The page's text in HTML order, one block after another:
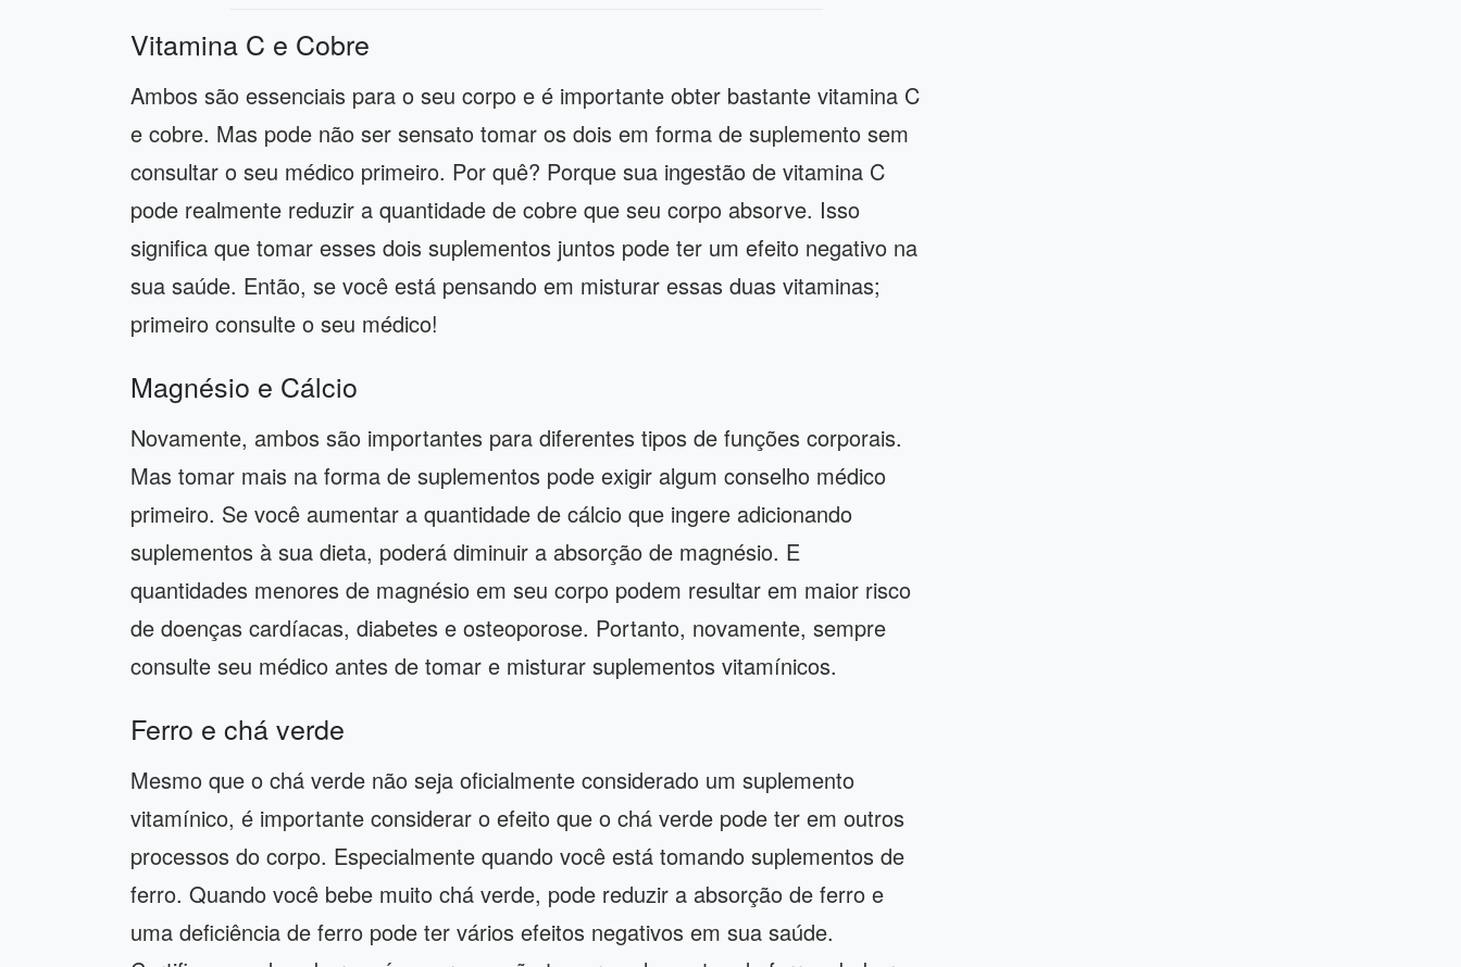
Vitamina C e Cobre
Ambos são essenciais para o seu corpo e é importante obter bastante vitamina C
e cobre. Mas pode não ser sensato tomar os dois em forma de suplemento sem
consultar o seu médico primeiro. Por quê? Porque sua ingestão de vitamina C
pode realmente reduzir a quantidade de cobre que seu corpo absorve. Isso
significa que tomar esses dois suplementos juntos pode ter um efeito negativo na
sua saúde. Então, se você está pensando em misturar essas duas vitaminas;
primeiro consulte o seu médico!
Magnésio e Cálcio
Novamente, ambos são importantes para diferentes tipos de funções corporais.
Mas tomar mais na forma de suplementos pode exigir algum conselho médico
primeiro. Se você aumentar a quantidade de cálcio que ingere adicionando
suplementos à sua dieta, poderá diminuir a absorção de magnésio. E
quantidades menores de magnésio em seu corpo podem resultar em maior risco
de doenças cardíacas, diabetes e osteoporose. Portanto, novamente, sempre
consulte seu médico antes de tomar e misturar suplementos vitamínicos.
Ferro e chá verde
Mesmo que o chá verde não seja oficialmente considerado um suplemento
vitamínico, é importante considerar o efeito que o chá verde pode ter em outros
processos do corpo. Especialmente quando você está tomando suplementos de
ferro. Quando você bebe muito chá verde, pode reduzir a absorção de ferro e
uma deficiência de ferro pode ter vários efeitos negativos em sua saúde.